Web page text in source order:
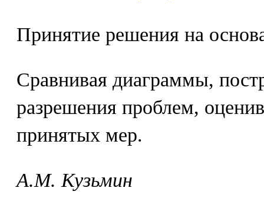
Принятие решения на
Сравнивая диаграммы,
разрешения проблем,
принятых мер.
А.М. Кузьмин